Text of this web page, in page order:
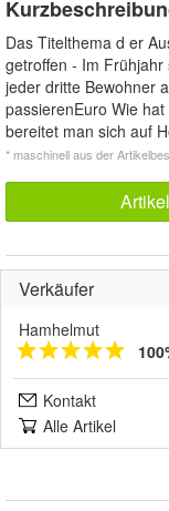
Das Titelthema d er
getroffen - Im
jeder dritte Bewohner
passierenEuro Wie
bereitet man sich auf
* maschinell aus der
Verkäufer
Hamhelmut
Kontakt
Alle Artikel